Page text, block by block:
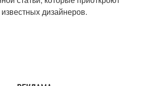
дизайнеров.